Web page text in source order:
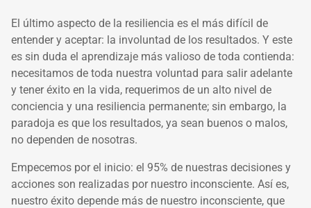
El último aspecto de la resiliencia es el más difícil de
entender y aceptar: la involuntad de los resultados. Y este
es sin duda el aprendizaje más valioso de toda contienda:
necesitamos de toda nuestra voluntad para salir adelante
y tener éxito en la vida, requerimos de un alto nivel de
conciencia y una resiliencia permanente; sin embargo, la
paradoja es que los resultados, ya sean buenos o malos,
no dependen de nosotras.
Empecemos por el inicio: el 95% de nuestras decisiones y
acciones son realizadas por nuestro inconsciente. Así es,
nuestro éxito depende más de nuestro inconsciente, que